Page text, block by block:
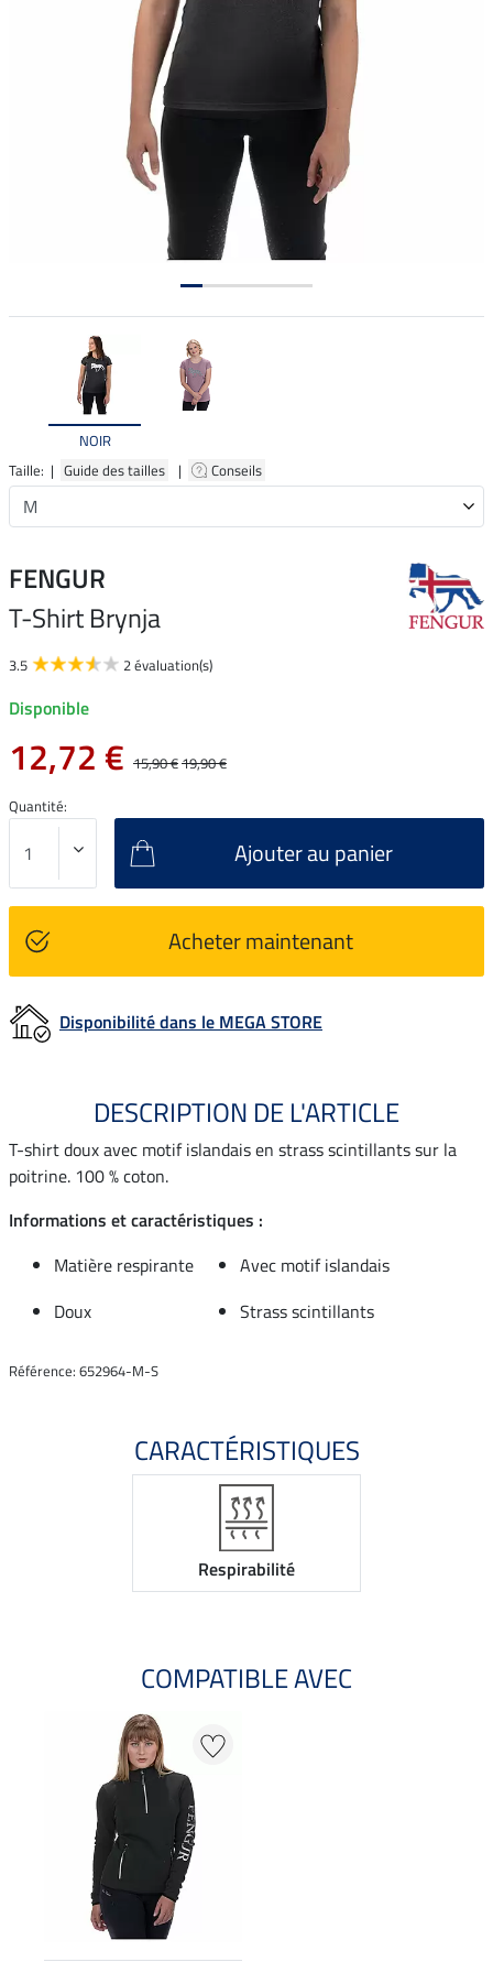
NOIR
Taille: | Guide des tailles | Conseils
FENGUR
T-Shirt Brynja
3.5 2 évaluation(s)
Disponible
12,72 € 15,90 €19,90 €
Quantité:
Ajouter au panier
Acheter maintenant
Disponibilité dans le MEGA STORE
DESCRIPTION DE L'ARTICLE
T-shirt doux avec motif islandais en strass scintillants sur la
poitrine. 100 % coton.
Informations et caractéristiques :
Matière respirante
Avec motif islandais
Doux
Strass scintillants
Référence: 652964-M-S
CARACTÉRISTIQUES
Respirabilité
COMPATIBLE AVEC